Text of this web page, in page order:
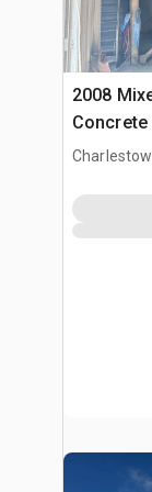
2008
Concrete